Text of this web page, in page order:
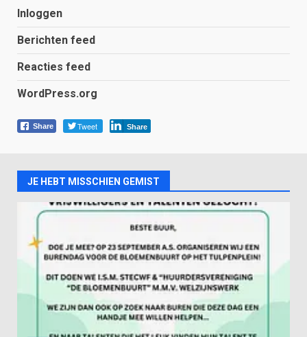
Inloggen
Berichten feed
Reacties feed
WordPress.org
Share Tweet Share
JE HEBT MISSCHIEN GEMIST